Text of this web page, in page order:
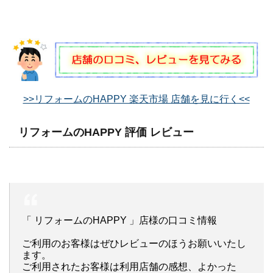
>>リフォームのHAPPY 楽天市場 店舗を見に行く<<
リフォームのHAPPY 評価 レビュー
「 リフォームのHAPPY 」店様の口コミ情報
ご利用のお客様はぜひレビューのほうお願いいたし
ます。
ご利用されたお客様は利用店舗の感想、よかった